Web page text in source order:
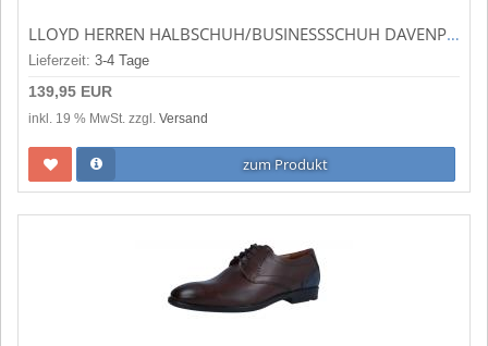
LLOYD HERREN HALBSCHUH/BUSINESSSCHUH DAVENPORT TD.MORO (BRAUN) 24/537/07
Lieferzeit: 3-4 Tage
139,95 EUR
inkl. 19 % MwSt. zzgl. Versand
zum Produkt